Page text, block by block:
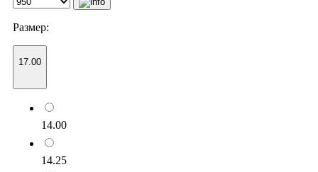
Размер:
17.00
14.00
14.25